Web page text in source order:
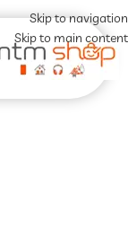
Skip to navigation
Skip to main content